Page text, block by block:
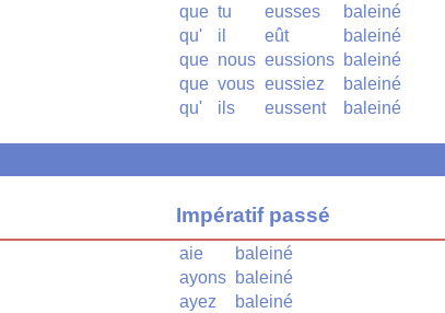
que tu eusses
baleiné
qu'
il eût
baleiné
que nous eussions baleiné
que vous eussiez
baleiné
qu'
ils eussent baleiné
Impératif passé
aie
baleiné
ayons baleiné
ayez
baleiné